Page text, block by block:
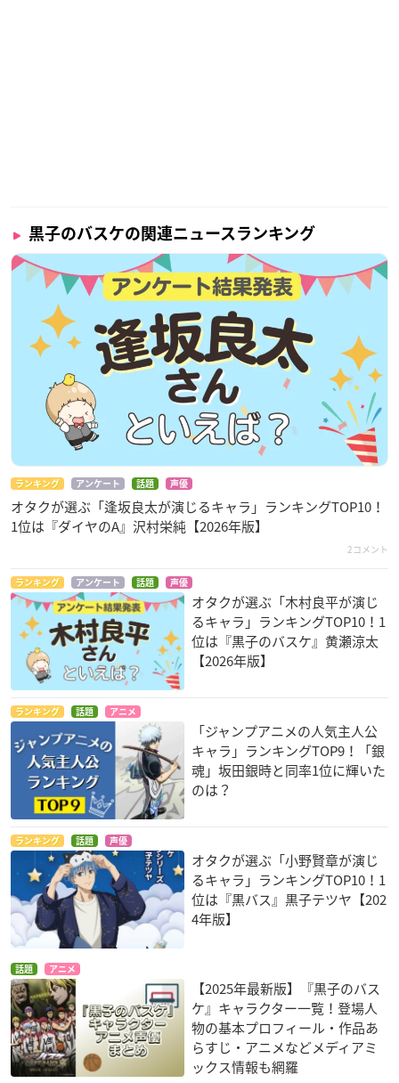
発売日：2022年09月
プレバンで購入
ONOFFYFREE×黒子のバスケ 腕時計
プレバンで購入
黒子のバスケの関連ニュースランキング
ランキング アンケート 話題 声優
オタクが選ぶ「逢坂良太が演じるキャラ」ランキングTOP10！
1位は『ダイヤのA』沢村栄純【2026年版】
2コメント
ランキング アンケート 話題 声優
オタクが選ぶ「木村良平が演じ
るキャラ」ランキングTOP10！1
位は『黒子のバスケ』黄瀬涼太
【2026年版】
ランキング 話題 アニメ
「ジャンプアニメの人気主人公
キャラ」ランキングTOP9！「銀
魂」坂田銀時と同率1位に輝いた
のは？
ランキング 話題 声優
オタクが選ぶ「小野賢章が演じ
るキャラ」ランキングTOP10！1
位は『黒バス』黒子テツヤ【202
4年版】
話題 アニメ
【2025年最新版】『黒子のバス
ケ』キャラクター一覧！登場人
物の基本プロフィール・作品あ
らすじ・アニメなどメディアミ
ックス情報も網羅